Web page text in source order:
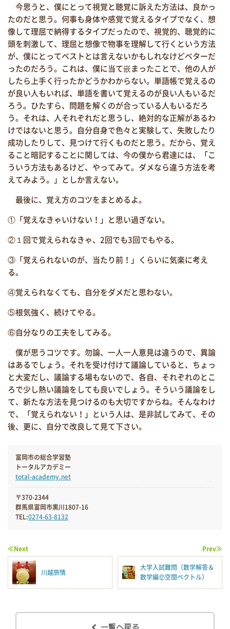
今思うと、僕にとって視覚と聴覚に訴えた方法は、良かっ
たのだと思う。何事も身体や感覚で覚えるタイプでなく、想
像して理屈で納得するタイプだったので、視覚的、聴覚的に
頭を刺激して、理屈と想像で物事を理解して行くという方法
が、僕にとってベストとは言えないかもしれなけどベターだ
ったのだろう。これは、僕に当て嵌まったことで、他の人が
したら上手く行ったかどうかわからない。単語帳で覚えるの
が良い人もいれば、単語を書いて覚えるのが良い人もいるだ
ろう。ひたすら、問題を解くのが合っている人もいるだろ
う。それは、人それぞれだと思うし、絶対的な正解があるわ
けではないと思う。自分自身で色々と実験して、失敗したり
成功したりして、見つけて行くものだと思う。だから、覚え
ること暗記することに関しては、今の僕から君達には、「こ
ういう方法もあるけど、やってみて。ダメなら違う方法を考
えてみよう。」としか言えない。
最後に、覚え方のコツをまとめるよ。
①「覚えなきゃいけない！」と思い過ぎない。
②１回で覚えられなきゃ、2回でも3回でもやる。
③「覚えられないのが、当たり前！」くらいに気楽に考え
る。
④覚えられなくても、自分をダメだと思わない。
⑤根気強く、続けてやる。
⑥自分なりの工夫をしてみる。
僕が思うコツです。勿論、一人一人意見は違うので、異論
はあるでしょう。それを受け付けて議論していると、ちょっ
と大変だし、議論する場もないので、各自、それぞれのとこ
ろで少し熱い議論をしても良いでしょう。そういう議論をし
て、新たな方法を見つけるのも大切ですからね。そんなわけ
で、「覚えられない！」という人は、是非試してみて、その
後、更に、自分で改良して見て下さい。
富岡市の総合学習塾
トータルアカデミー
total-academy.net
〒370-2344
群馬県富岡市黒川1807-16
TEL:0274-63-8132
≪Next
川越旅情
Prev≫
大学入試難問（数学解答＆
数学編⑫空間ベクトル）